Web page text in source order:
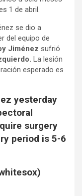
1 de abril.
se dio a
del equipo de
Jiménez sufrió
La lesión
esperado es
yesterday
surgery
period is 5-6